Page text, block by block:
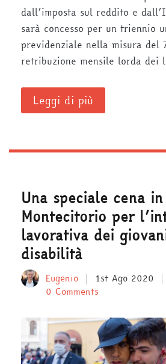
dall’imposta sul reddito e
sarà concesso per un triennio
previdenziale nella misura del
retribuzione mensile lorda dei
Leggi di più
Una speciale cena
Montecitorio per
lavorativa dei
disabilità
Eugenio 1st Ago 2020
0 Comments